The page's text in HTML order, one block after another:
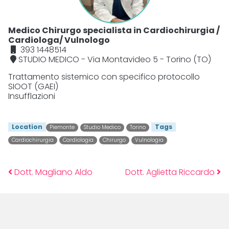
Medico Chirurgo specialista in Cardiochirurgia /
Cardiologa/ Vulnologo
393 1448514
STUDIO MEDICO - Via Montavideo 5 - Torino (TO)
Trattamento sistemico con specifico protocollo
SIOOT (GAEI)
Insufflazioni
Location Piemonte Studio Medico Torino Tags
Cardiochirurgia Cardiologia Chirurgo Vulnologia
Post navigation
Dott. Magliano Aldo Dott. Aglietta Riccardo